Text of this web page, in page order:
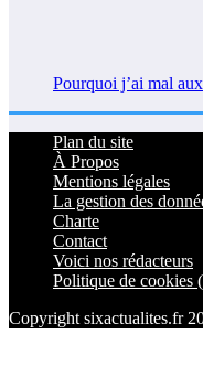
Pourquoi j’ai mal
Plan du site
À Propos
Mentions légales
La gestion des
Charte
Contact
Voici nos rédacteurs
Politique de cookies
Copyright sixactualites.fr